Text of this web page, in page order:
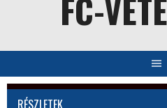
FC-
RÉSZLETEK